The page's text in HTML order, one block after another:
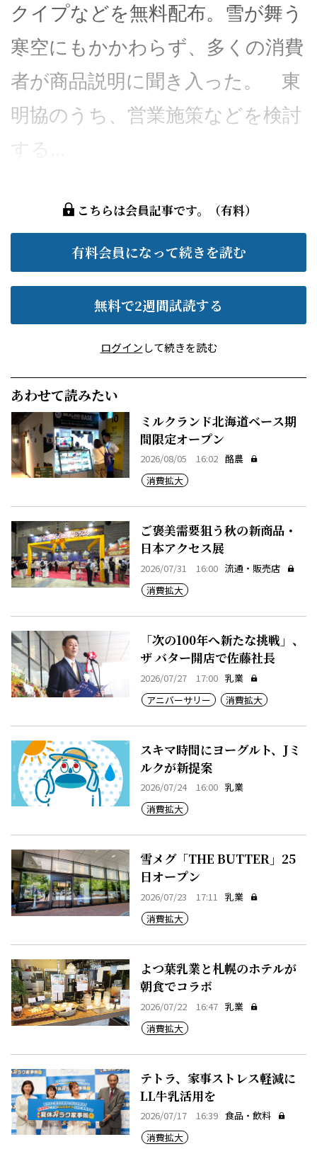
クイプなどを無料配布。雪が舞う
寒空にもかかわらず、多くの消費
者が商品説明に聞き入った。 東
明協のうち、営業施策などを検討
する...
こちらは会員記事です。（有料）
有料会員になって続きを読む
無料で2週間試読する
ログインして続きを読む
あわせて読みたい
ミルクランド北海道ベース期
間限定オープン
2026/08/05 16:02 酪農
消費拡大
ご褒美需要狙う秋の新商品・
日本アクセス展
2026/07/31 16:00 流通・販売店
消費拡大
「次の100年へ新たな挑戦」、
ザ バター開店で佐藤社長
2026/07/27 17:00 乳業
アニバーサリー
消費拡大
スキマ時間にヨーグルト、Jミ
ルクが新提案
2026/07/24 16:00 乳業
消費拡大
雪メグ「THE BUTTER」25
日オープン
2026/07/23 17:11 乳業
消費拡大
よつ葉乳業と札幌のホテルが
朝食でコラボ
2026/07/22 16:47 乳業
消費拡大
テトラ、家事ストレス軽減に
LL牛乳活用を
2026/07/17 16:39 食品・飲料
消費拡大